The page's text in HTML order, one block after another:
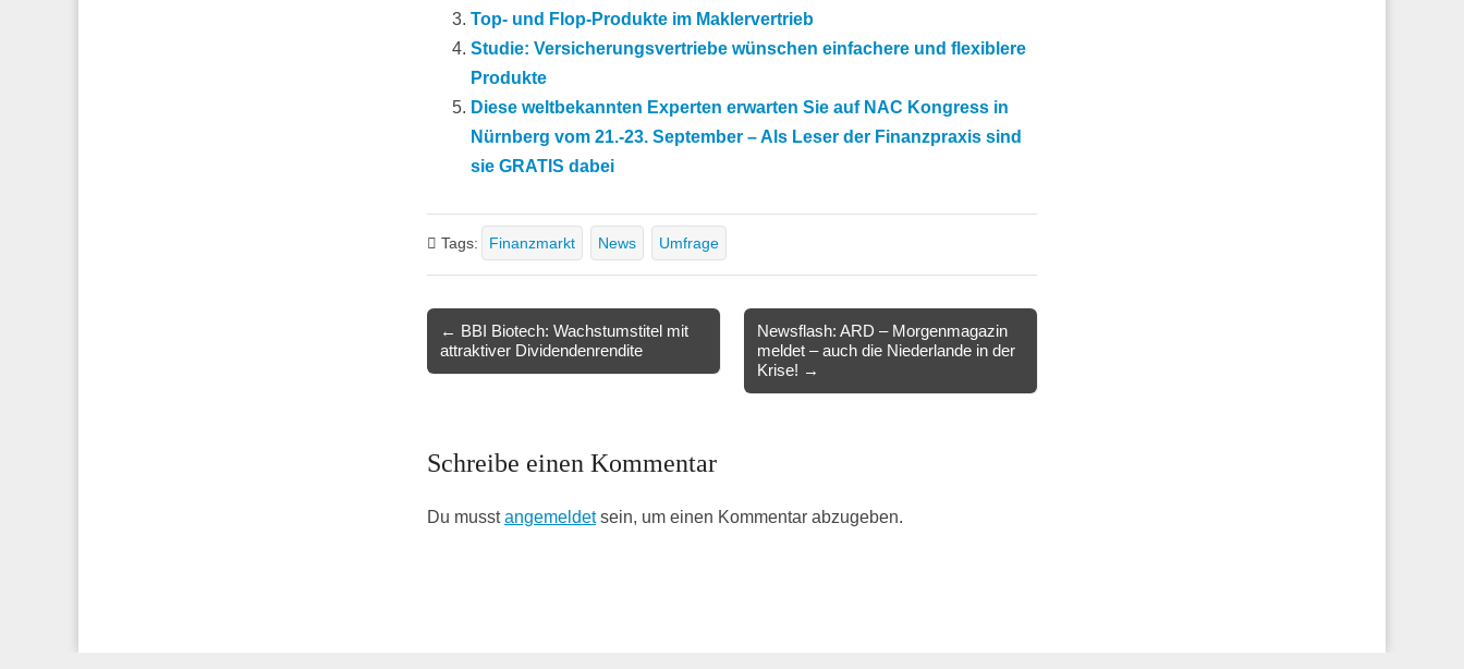
Top- und Flop-Produkte im Maklervertrieb
Studie: Versicherungsvertriebe wünschen einfachere und flexiblere
Produkte
Diese weltbekannten Experten erwarten Sie auf NAC Kongress in
Nürnberg vom 21.-23. September – Als Leser der Finanzpraxis sind
sie GRATIS dabei
Tags: Finanzmarkt News Umfrage
navigation
← BBI Biotech: Wachstumstitel mit
attraktiver Dividendenrendite
Newsflash: ARD – Morgenmagazin
meldet – auch die Niederlande in der
Krise! →
Schreibe einen Kommentar
Du musstangemeldetsein, um einen Kommentar abzugeben.